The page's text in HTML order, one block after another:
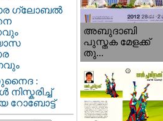
ഗ്ലോബൽ
:
നിസ്കരിച്ച്
റോബോട്ട്
അബുദാബി
പുസ്തക മേളക്ക്
തു...